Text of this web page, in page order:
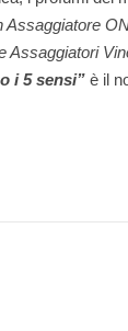
Assaggiatore
Assaggiatori
i 5 sensi” è il